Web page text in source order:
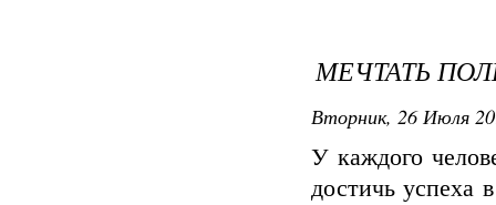
МЕЧТАТЬ
Вторник, 26 Июля
У каждого
достичь успеха